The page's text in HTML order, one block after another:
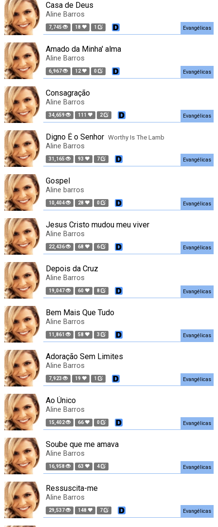
Casa de Deus
Aline Barros
7,745 18 1 Evangélicas
Amado da Minha' alma
Aline Barros
6,967 12 0 Evangélicas
Consagração
Aline Barros
34,659 111 2 Evangélicas
Digno É o Senhor Worthy Is The Lamb
Aline Barros
31,165 93 7 Evangélicas
Gospel
Aline barros
10,404 28 0 Evangélicas
Jesus Cristo mudou meu viver
Aline Barros
22,436 68 6 Evangélicas
Depois da Cruz
Aline Barros
19,047 60 8 Evangélicas
Bem Mais Que Tudo
Aline Barros
11,861 58 3 Evangélicas
Adoração Sem Limites
Aline Barros
7,923 19 1 Evangélicas
Ao Único
Aline Barros
15,402 66 0 Evangélicas
Soube que me amava
Aline Barros
16,958 63 4 Evangélicas
Ressuscita-me
Aline Barros
29,537 148 7 Evangélicas